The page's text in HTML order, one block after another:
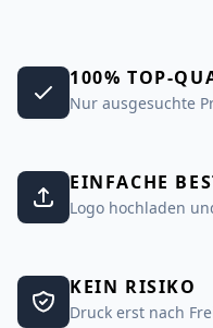
100% TOP-
Nur ausgesuchte
EINFACHE
Logo hochladen
KEIN RISIKO
Druck erst nach